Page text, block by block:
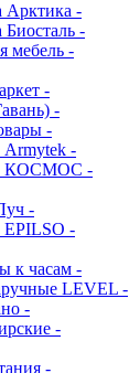
Арктика -
Биосталь -
мебель -
-
-
-
-
КОСМОС -
-
-
к часам -
LEVEL -
-
-
-